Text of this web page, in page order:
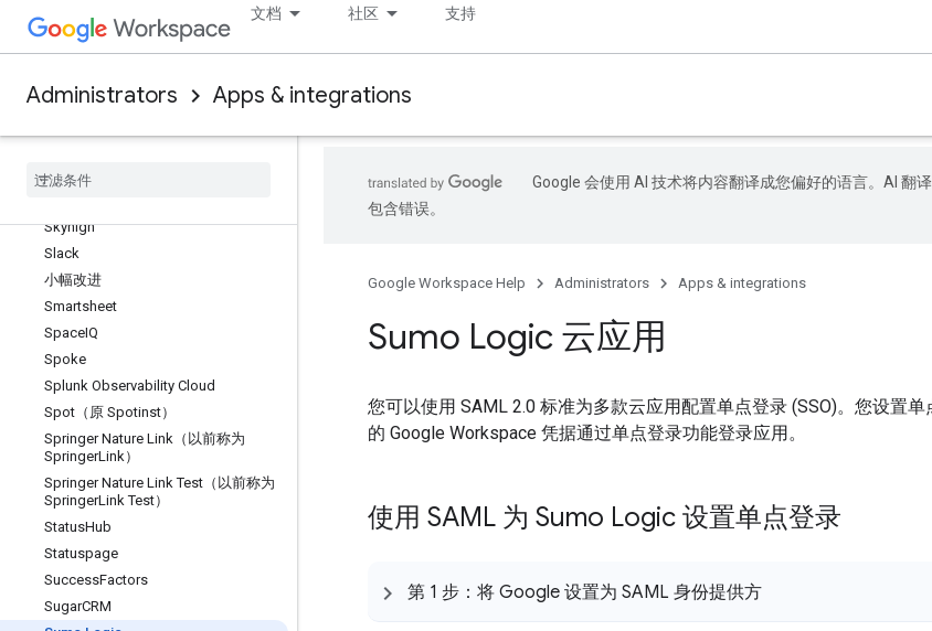
文档 社区 支持
Administrators Apps & integrations
ScreenSteps
Sentry
ShareFile
Sigma Computing
Skyhigh
Slack
小幅改进
Smartsheet
SpaceIQ
Spoke
Splunk Observability Cloud
Spot（原 Spotinst）
Springer Nature Link（以前称为
SpringerLink）
Springer Nature Link Test（以前称为
SpringerLink Test）
StatusHub
Statuspage
SuccessFactors
SugarCRM
Google 会使用 AI 技术将内容翻译成您偏好的语言。AI 翻
包含错误。
Google Workspace Help Administrators Apps & integrations
Sumo Logic 云应用
您可以使用 SAML 2.0 标准为多款云应用配置单点登录 (SSO)。您设置
的 Google Workspace 凭据通过单点登录功能登录应用。
使用 SAML 为 Sumo Logic 设置单点登录
第 1 步：将 Google 设置为 SAML 身份提供方